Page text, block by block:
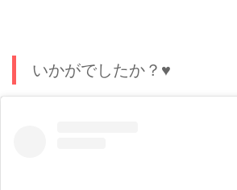
いかがでしたか？♥